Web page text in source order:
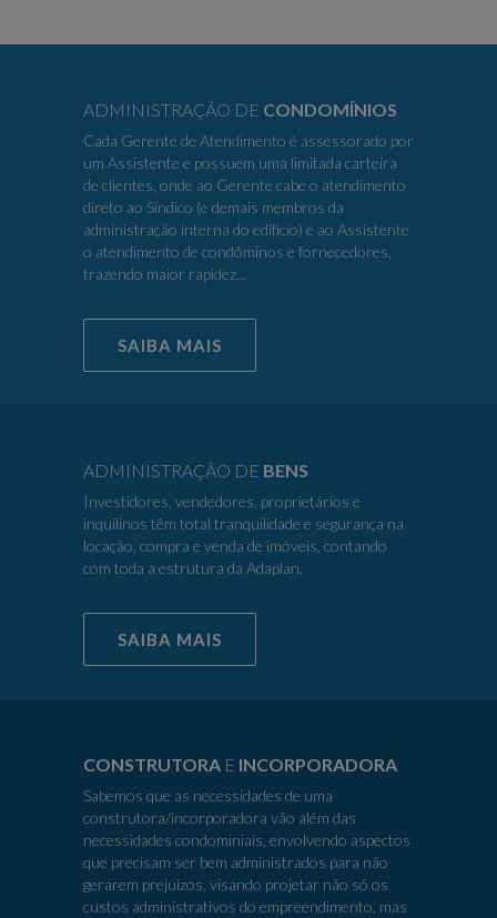
ADMINISTRAÇÃO DE CONDOMÍNIOS
Cada Gerente de Atendimento é assessorado por
um Assistente e possuem uma limitada carteira
de clientes, onde ao Gerente cabe o atendimento
direto ao Síndico (e demais membros da
administração interna do edifício) e ao Assistente
o atendimento de condôminos e fornecedores,
trazendo maior rapidez...
SAIBA MAIS
ADMINISTRAÇÃO DE BENS
Investidores, vendedores, proprietários e
inquilinos têm total tranquilidade e segurança na
locação, compra e venda de imóveis, contando
com toda a estrutura da Adaplan.
SAIBA MAIS
CONSTRUTORA E INCORPORADORA
Sabemos que as necessidades de uma
construtora/incorporadora vão além das
necessidades condominiais, envolvendo aspectos
que precisam ser bem administrados para não
gerarem prejuízos, visando projetar não só os
custos administrativos do empreendimento, mas